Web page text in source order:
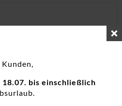
18.07. bis einschließlich